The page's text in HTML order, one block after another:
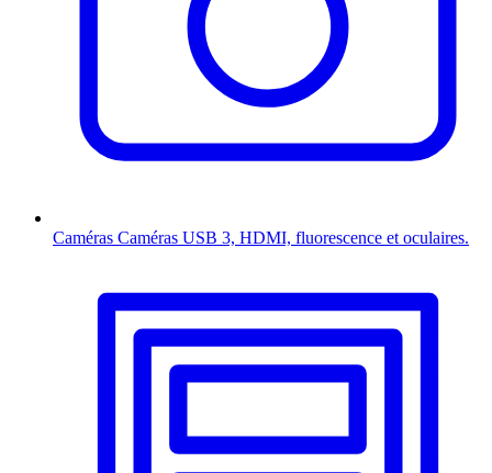
Caméras Caméras USB 3, HDMI, fluorescence et oculaires.